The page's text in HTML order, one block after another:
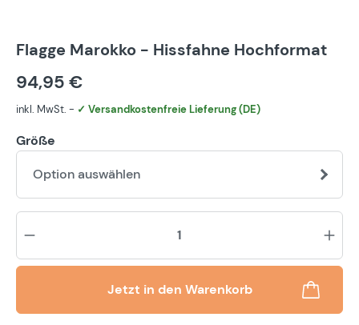
Flagge Marokko - Hissfahne Hochformat
94,95 €
inkl. MwSt. - ✓ Versandkostenfreie Lieferung (DE)
Größe
Option auswählen
Jetzt in den Warenkorb